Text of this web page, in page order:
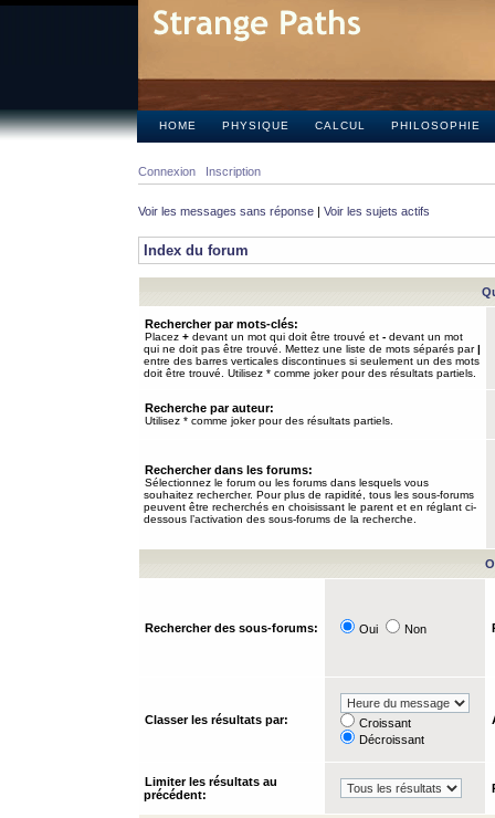
HOME PHYSIQUE CALCUL PHILOSOPHIE
Connexion Inscription
Voir les messages sans réponse | Voir les sujets actifs
Index du forum
Rechercher par mots-clés:
Placez + devant un mot qui doit être trouvé et - devant un mot
qui ne doit pas être trouvé. Mettez une liste de mots séparés par|
entre des barres verticales discontinues si seulement un des mots
doit être trouvé. Utilisez * comme joker pour des résultats partiels.
Recherche par auteur:
Utilisez * comme joker pour des résultats partiels.
Rechercher dans les forums:
Sélectionnez le forum ou les forums dans lesquels vous
souhaitez rechercher. Pour plus de rapidité, tous les sous-forums
peuvent être recherchés en choisissant le parent et en réglant ci-
dessous l’activation des sous-forums de la recherche.
Rechercher des sous-forums: Oui Non
Classer les résultats par:
Croissant
Décroissant
Limiter les résultats au
précédent: